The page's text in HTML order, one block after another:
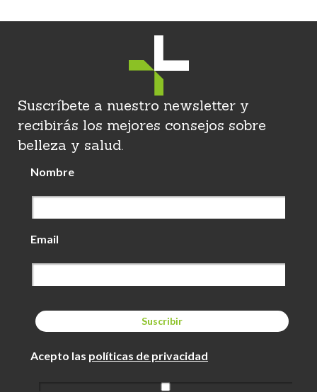
Suscríbete a nuestro newsletter y
recibirás los mejores consejos sobre
belleza y salud.
Nombre
Email
Acepto las políticas de privacidad